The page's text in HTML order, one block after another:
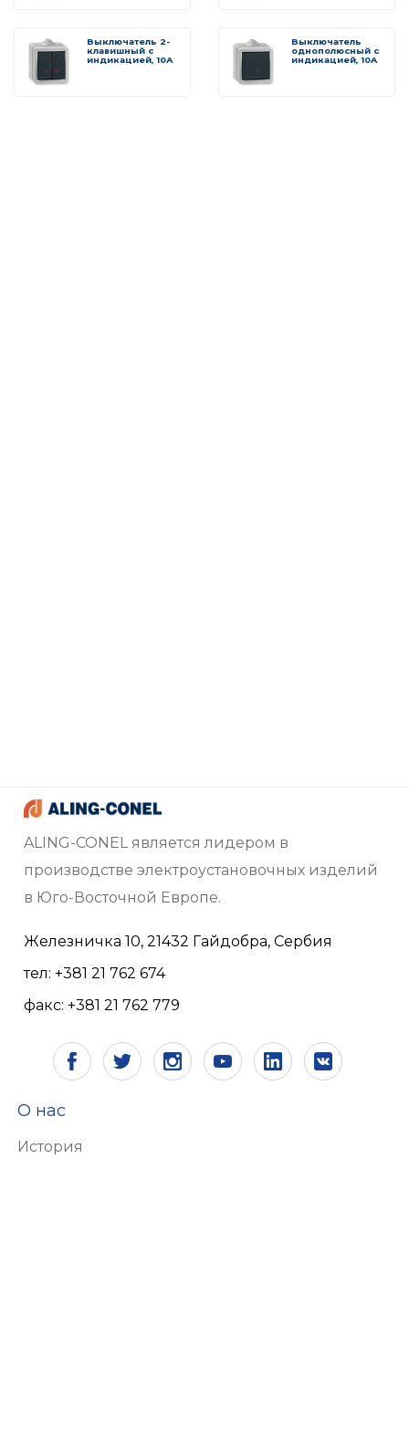
Выключатель 2-
клавишный с
индикацией, 10А
Выключатель
однополюсный с
индикацией, 10A
ALING-CONEL является лидером в
производстве электроустановочных изделий
в Юго-Восточной Европе.
Железничка 10, 21432 Гайдобра, Сербия
тел: +381 21 762 674
факс: +381 21 762 779
О нас
История